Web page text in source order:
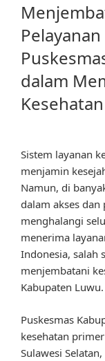
dalam
Sistem layanan
menjamin
Namun, di
dalam akses
menghalangi
menerima
Indonesia, salah
menjembatani
Kabupaten Luwu.
Puskesmas
kesehatan
Sulawesi